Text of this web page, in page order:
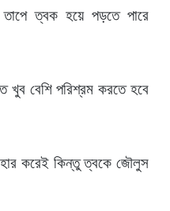
ত্বক হয়ে পড়তে পারে
খুব বেশি পরিশ্রম করতে হবে
করেই কিন্তু ত্বকে জৌলুস